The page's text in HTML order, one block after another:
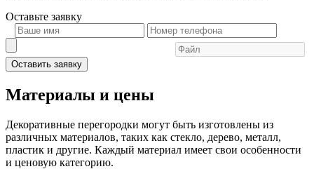
Оставьте заявку
Оставить заявку
Материалы и цены
Декоративные перегородки могут быть изготовлены из
различных материалов, таких как стекло, дерево, металл,
пластик и другие. Каждый материал имеет свои особенности
и ценовую категорию.